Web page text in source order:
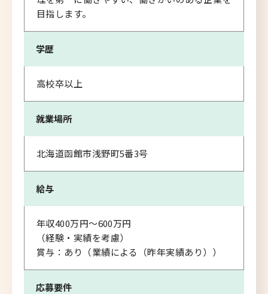
目指します。
学歴
高校卒以上
就業場所
北海道函館市浅野町5番3号
給与
年収400万円～600万円
（経験・実績を考慮）
賞与：あり（業績による（昨年実績あり））
応募要件